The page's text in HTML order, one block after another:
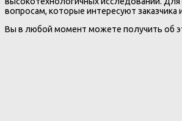
вопросам, которые интересуют заказчика
Вы в любой момент можете получить об